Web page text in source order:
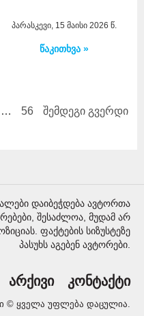
პარასკევი, 15 მაისი 2026 წ.
წაკითხვა »
… 56
შემდეგი გვერდი
დაიბეჭდება ავტორთა
შესაძლოა, მუდამ არ
ფაქტების სიზუსტეზე
პასუხს აგებენ ავტორები.
არქივი კონტაქტი
© ყველა უფლება დაცულია.